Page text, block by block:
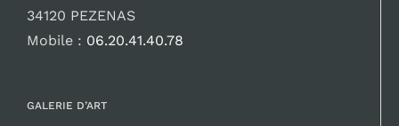
34120 PEZENAS
Mobile : 06.20.41.40.78
GALERIE D’ART